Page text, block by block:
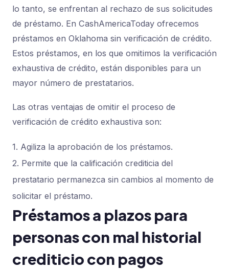
lo tanto, se enfrentan al rechazo de sus solicitudes
de préstamo. En CashAmericaToday ofrecemos
préstamos en Oklahoma sin verificación de crédito.
Estos préstamos, en los que omitimos la verificación
exhaustiva de crédito, están disponibles para un
mayor número de prestatarios.
Las otras ventajas de omitir el proceso de
verificación de crédito exhaustiva son:
1. Agiliza la aprobación de los préstamos.
2. Permite que la calificación crediticia del
prestatario permanezca sin cambios al momento de
solicitar el préstamo.
Préstamos a plazos para
personas con mal historial
crediticio con pagos